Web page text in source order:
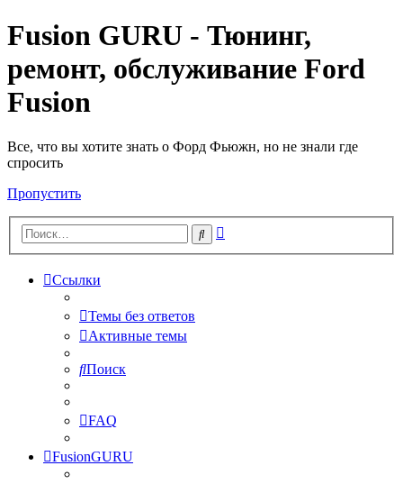
Fusion GURU - Тюнинг,
ремонт, обслуживание Ford
Fusion
Все, что вы хотите знать о Форд Фьюжн, но не знали где
спросить
Пропустить
Поиск
Ссылки
Темы без ответов
Активные темы
Поиск
FAQ
FusionGURU